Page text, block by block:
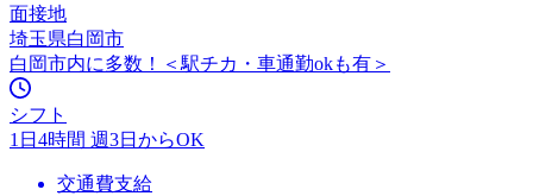
面接地
埼玉県白岡市
白岡市内に多数！＜駅チカ・車通勤okも有＞
シフト
1日4時間 週3日からOK
交通費支給